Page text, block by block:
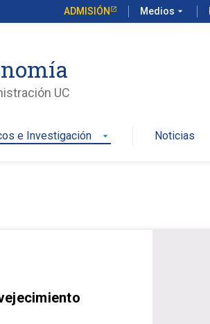
ADMISIÓN Medios arrow_drop_down
UC
e Investigación arrow_drop_down Noticias